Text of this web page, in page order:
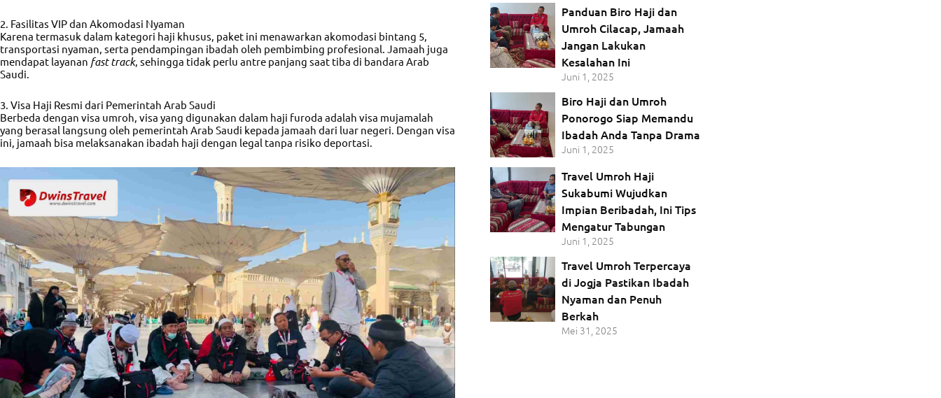
2. Fasilitas VIP dan Akomodasi Nyaman
Karena termasuk dalam kategori haji khusus, paket ini menawarkan akomodasi bintang 5,
transportasi nyaman, serta pendampingan ibadah oleh pembimbing profesional. Jamaah juga
mendapat layanan fast track, sehingga tidak perlu antre panjang saat tiba di bandara Arab
Saudi.
3. Visa Haji Resmi dari Pemerintah Arab Saudi
Berbeda dengan visa umroh, visa yang digunakan dalam haji furoda adalah visa mujamalah
yang berasal langsung oleh pemerintah Arab Saudi kepada jamaah dari luar negeri. Dengan visa
ini, jamaah bisa melaksanakan ibadah haji dengan legal tanpa risiko deportasi.
Panduan Biro Haji dan
Umroh Cilacap, Jamaah
Jangan Lakukan
Kesalahan Ini
Juni 1, 2025
Biro Haji dan Umroh
Ponorogo Siap Memandu
Ibadah Anda Tanpa Drama
Juni 1, 2025
Travel Umroh Haji
Sukabumi Wujudkan
Impian Beribadah, Ini Tips
Mengatur Tabungan
Juni 1, 2025
Travel Umroh Terpercaya
di Jogja Pastikan Ibadah
Nyaman dan Penuh
Berkah
Mei 31, 2025